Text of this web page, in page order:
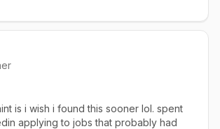
is i wish i found this sooner lol. spent
applying to jobs that probably had